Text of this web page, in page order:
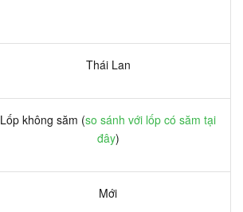
Thái Lan
Lốp không săm (so sánh với lốp có săm tại
đây)
Mới